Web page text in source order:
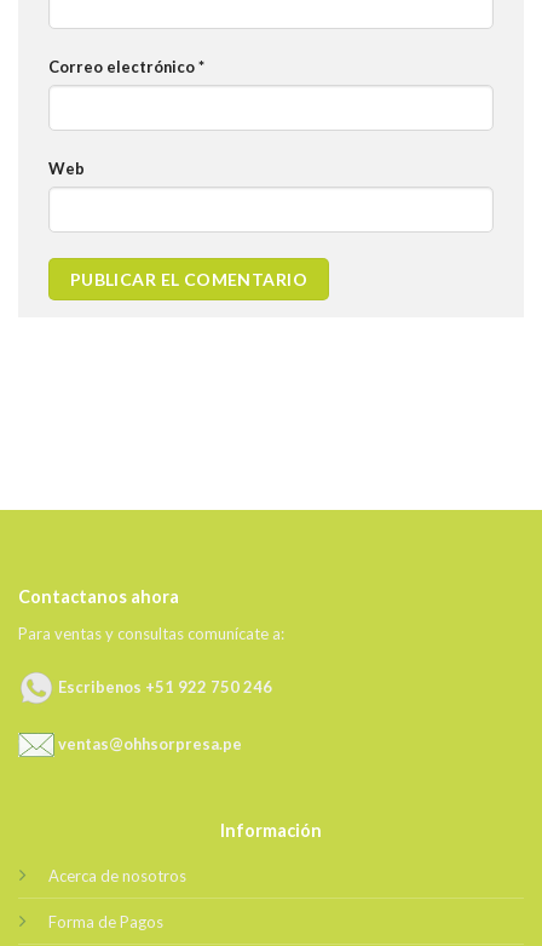
Correo electrónico*
Web
Contactanos ahora
Para ventas y consultas comunícate a:
Escribenos +51 922 750 246
ventas@ohhsorpresa.pe
Información
Acerca de nosotros
Forma de Pagos